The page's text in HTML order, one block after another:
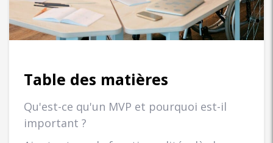
Table des matières
Qu'est-ce qu'un MVP et pourquoi est-il
important ?